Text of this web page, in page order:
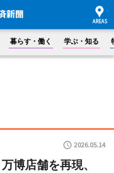
暮らす・働く 学ぶ・知る
2026.05.14
博店舗を再現、